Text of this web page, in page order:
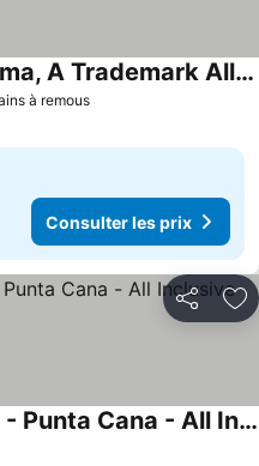
à remous
Grand Decameron Panama, A Trademark All InclusiveResort
Consulter les prix
Partager
Moon Palace The Grand - Punta Cana - All Inclusive